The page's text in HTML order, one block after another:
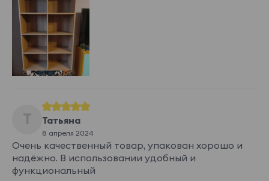
Т Татьяна
8 апреля 2024
Очень качественный товар, упакован хорошо и
надёжно. В использовании удобный и
функциональный